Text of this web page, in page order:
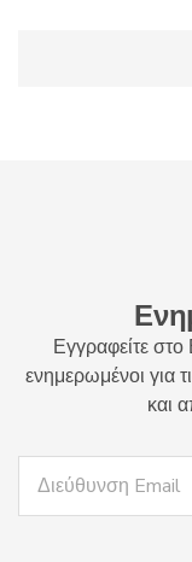
Εγγραφείτε στο
ενημερωμένοι για
και